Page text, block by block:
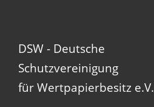
DSW - Deutsche
Schutzvereinigung
für Wertpapierbesitz e.V.